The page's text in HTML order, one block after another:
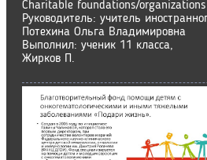
Charitable foundations/organizations
Руководитель: учитель
Потехина Ольга Владимировна
Выполнил: ученик 11 класса,
Жирков П.